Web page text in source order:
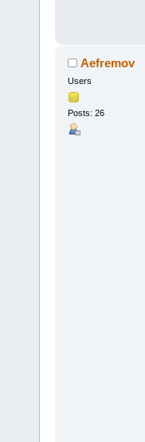
Aefremov
Users
Posts: 26